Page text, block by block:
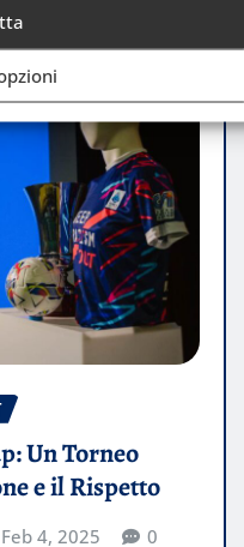
Un Torneo
e il Rispetto
Feb 4, 2025 0